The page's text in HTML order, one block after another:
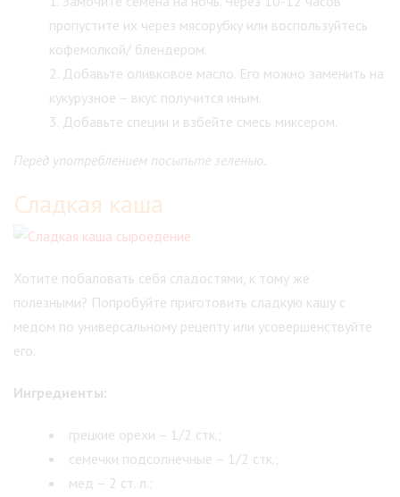
пропустите их через мясорубку или воспользуйтесь
кофемолкой/ блендером.
Добавьте оливковое масло. Его можно заменить на
кукурузное – вкус получится иным.
Добавьте специи и взбейте смесь миксером.
Перед употреблением посыпьте зеленью.
Сладкая каша
Хотите побаловать себя сладостями, к тому же
полезными? Попробуйте приготовить сладкую кашу с
медом по универсальному рецепту или усовершенствуйте
его.
Ингредиенты:
грецкие орехи – 1/2 стк.;
семечки подсолнечные – 1/2 стк.;
мед – 2 ст. л.;